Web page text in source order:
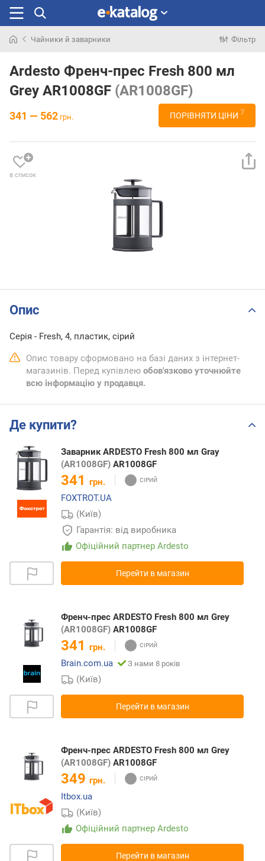
раніше
Чайники й заварники Фільтр
Ardesto Френч-прес Fresh 800 мл
Grey AR1008GF (AR1008GF)
341 — 562 грн. ПОРІВНЯТИ ЦІНИ 7
в список
Опис
Серія - Fresh, 4, пластик, сірий
Опис товару сформовано на базі даних з інтернет-
магазинів. Перед купівлею обов'язково уточнюйте
всю інформацію у продавця.
Де купити?
Заварник ARDESTO Fresh 800 мл Gray
(AR1008GF) AR1008GF
341 грн.
FOXTROT.UA
(Київ)
Гарантія: від виробника
Офіційний партнер Ardesto
Перейти в магазин
Френч-прес ARDESTO Fresh 800 мл Grey
(AR1008GF) AR1008GF
341 грн.
Brain.com.ua
З нами 8 років
(Київ)
Перейти в магазин
Френч-прес ARDESTO Fresh 800 мл Grey
(AR1008GF) AR1008GF
349 грн.
Itbox.ua
(Київ)
Офіційний партнер Ardesto
Перейти в магазин